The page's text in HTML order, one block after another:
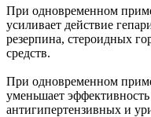
При одновременном
усиливает действие
резерпина, стероидных
средств.
При одновременном
уменьшает
антигипертензивных и